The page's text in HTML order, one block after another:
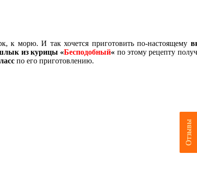
к морю. И так хочется приготовить по-настоящему
из курицы «Бесподобный« по этому рецепту
по его приготовлению.
Отзывы